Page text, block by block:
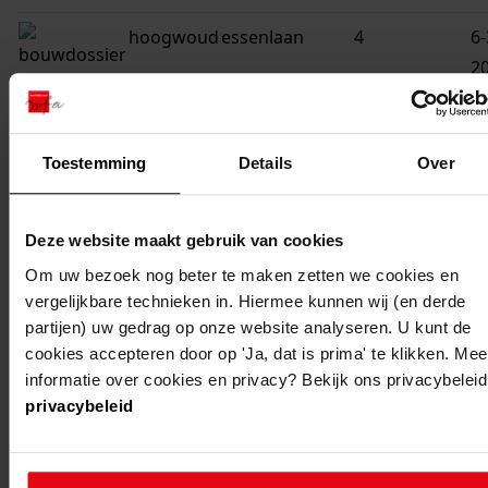
Toestemming Details Over
Deze website maakt gebruik van cookies
Om uw bezoek nog beter te maken zetten we cookies en
vergelijkbare technieken in. Hiermee kunnen wij (en derde
partijen) uw gedrag op onze website analyseren. U kunt de
cookies accepteren door op 'Ja, dat is prima' te klikken.
informatie over cookies en privacy? Bekijk ons privacybeleid
privacybeleid
hoogwoudessenlaan 4
berkhout
hoorn trommelstraat 12
spanbroek plevier 27